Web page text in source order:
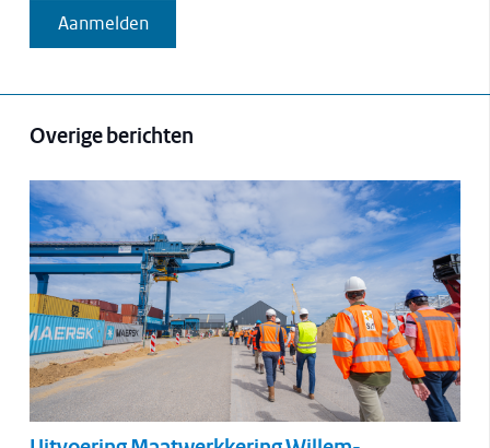
Aanmelden
Overige berichten